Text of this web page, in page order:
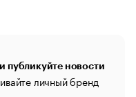
публикуйте новости
личный бренд